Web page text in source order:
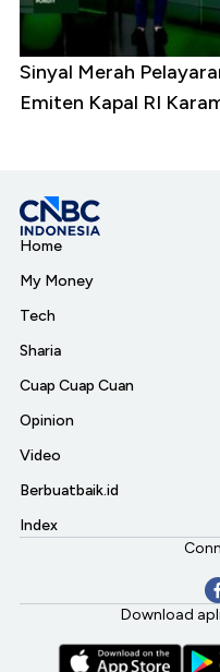
Sinyal Merah
Emiten Kapal RI
Home
My Money
Tech
Sharia
Cuap Cuap Cuan
Opinion
Video
Berbuatbaik.id
Index
Download